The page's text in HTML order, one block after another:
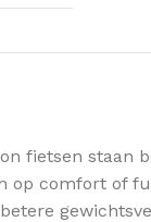
fietsen
comfort of